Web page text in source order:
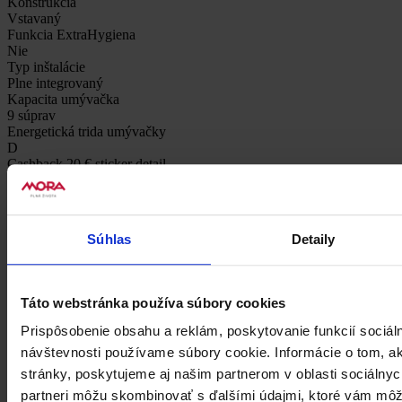
Súhlas Detaily
Táto webstránka používa súbory cookies
Prispôsobenie obsahu a reklám, poskytovanie funkcií
návštevnosti používame súbory cookie. Informácie o tom,
stránky, poskytujeme aj našim partnerom v oblasti
partneri môžu skombinovať s ďalšími údajmi, ktoré vám
Vstavaný
Funkcia ExtraHygiena
Nie
Typ inštalácie
Plne integrovaný
Kapacita umývačka
9 súprav
Energetická trida umývačky
D
Cashback 20 € sticker detail
Áno
Akcia k setu spotřebičov sada riadu zadarmo - sticker detail
Áno
AUTO program
Počet programov umývania
Počet umývacích teplôt
Samočistiaci program